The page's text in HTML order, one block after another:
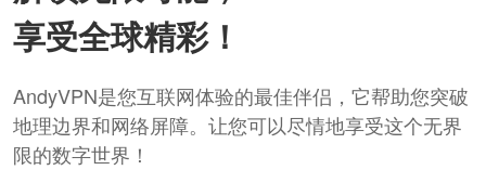
享受全球精彩！
AndyVPN是您互联网体验的最佳伴侣，它帮助您突破
地理边界和网络屏障。让您可以尽情地享受这个无界
限的数字世界！